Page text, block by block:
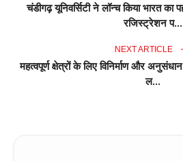
चंडीगढ़ यूनिवर्सिटी ने लॉन्च किया भारत
रजिस्ट्रेशन प...
NEXT ARTICLE
महत्वपूर्ण क्षेत्रों के लिए विनिर्माण और
ल...